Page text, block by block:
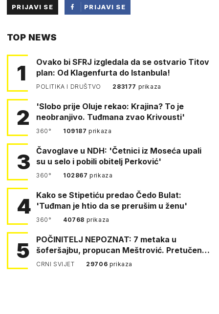
PRIJAVI SE
PRIJAVI SE
TOP NEWS
1
Ovako bi SFRJ izgledala da se ostvario Titov
plan: Od Klagenfurta do Istanbula!
POLITIKA I DRUŠTVO 283177 prikaza
2
'Slobo prije Oluje rekao: Krajina? To je
neobranjivo. Tuđmana zvao Krivousti'
360° 109187prikaza
3
Čavoglave u NDH: 'Četnici iz Moseća upali
su u selo i pobili obitelj Perković'
360° 102867prikaza
4 Kako se Stipetiću predao Čedo Bulat:
'Tuđman je htio da se prerušim u ženu'
360° 40768 prikaza
5
POČINITELJ NEPOZNAT: 7 metaka u
šoferšajbu, propucan Meštrović. Pretučen
Pejin
CRNI SVIJET 29706 prikaza